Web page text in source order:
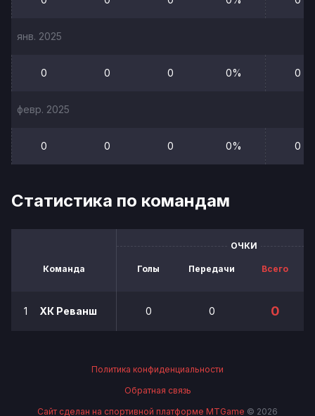
янв. 2025
0 0 0 0% 0
февр. 2025
0 0 0 0% 0
Статистика по командам
Команда
ОЧКИ
Голы Передачи Всего
1 ХК Реванш 0 0 0
Политика конфиденциальности
Обратная связь
Сайт сделан на спортивной платформе MTGame © 2026